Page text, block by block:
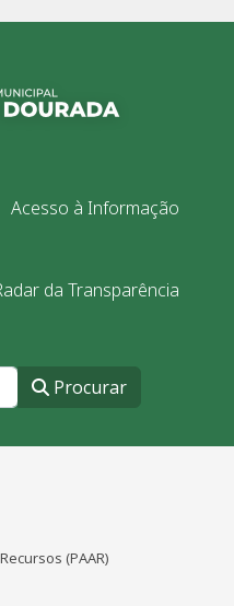
Acesso à Informação
da Transparência
Procurar
(PAAR)